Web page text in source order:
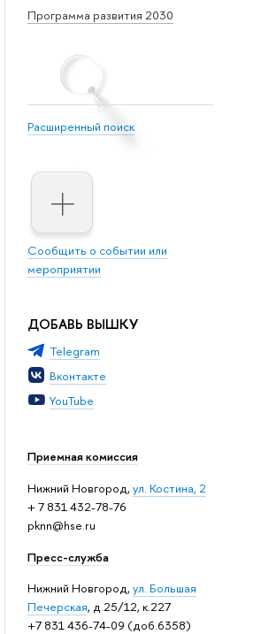
Программа развития 2030
Расширенный поиск
Сообщить о событии или
мероприятии
ДОБАВЬ ВЫШКУ
Telegram
Вконтакте
YouTube
Приемная комиссия
Нижний Новгород,ул. Костина, 2
+ 7 831 432-78-76
pknn@hse.ru
Пресс-служба
Нижний Новгород,ул. Большая
Печерская, д.25/12, к.227
+7 831 436-74-09 (доб.6358)